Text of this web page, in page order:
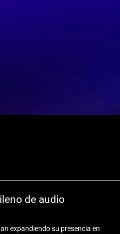
de audio
expandiendo su presencia en